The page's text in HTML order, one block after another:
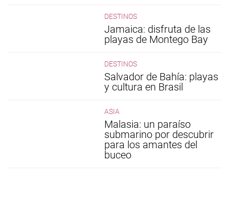
DESTINOS
Jamaica: disfruta de las
playas de Montego Bay
DESTINOS
Salvador de Bahía: playas
y cultura en Brasil
ASIA
Malasia: un paraíso
submarino por descubrir
para los amantes del
buceo